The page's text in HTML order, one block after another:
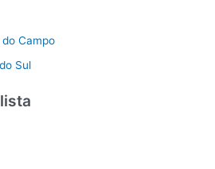
Campo
Sul